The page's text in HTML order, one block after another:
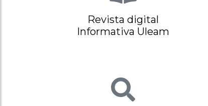
Revista digital
Informativa Uleam